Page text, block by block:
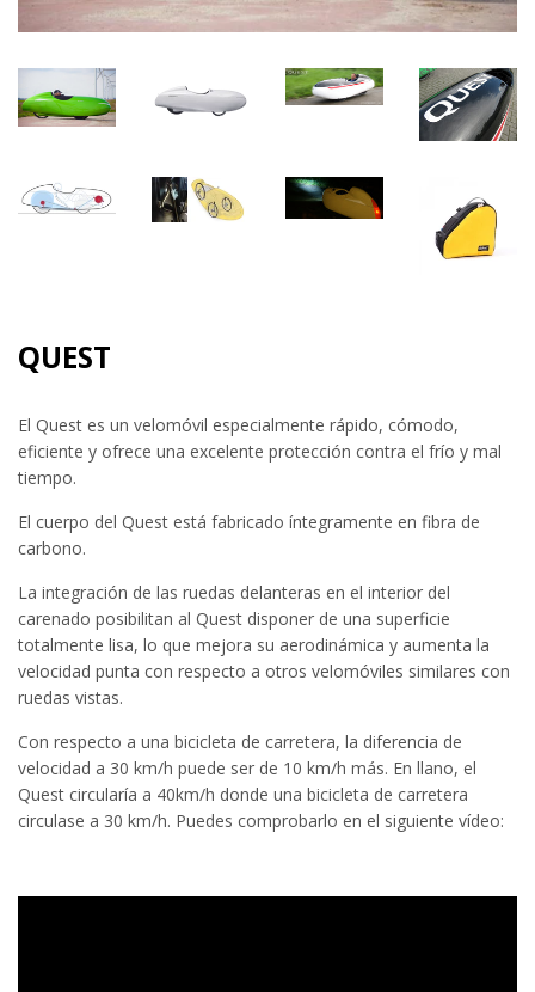
QUEST
El Quest es un velomóvil especialmente rápido, cómodo,
eficiente y ofrece una excelente protección contra el frío y mal
tiempo.
El cuerpo del Quest está fabricado íntegramente en fibra de
carbono.
La integración de las ruedas delanteras en el interior del
carenado posibilitan al Quest disponer de una superficie
totalmente lisa, lo que mejora su aerodinámica y aumenta la
velocidad punta con respecto a otros velomóviles similares con
ruedas vistas.
Con respecto a una bicicleta de carretera, la diferencia de
velocidad a 30 km/h puede ser de 10 km/h más. En llano, el
Quest circularía a 40km/h donde una bicicleta de carretera
circulase a 30 km/h. Puedes comprobarlo en el siguiente vídeo: